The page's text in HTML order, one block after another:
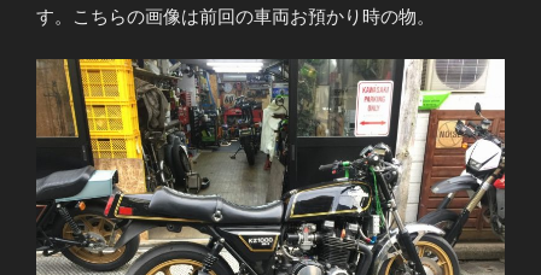
す。こちらの画像は前回の車両お預かり時の物。